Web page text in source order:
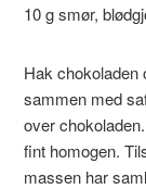
10 g smør,
Hak chokoladen
sammen med
over
fint homogen.
massen har